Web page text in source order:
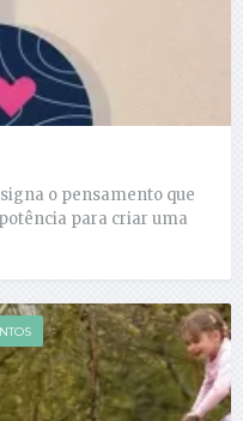
o pensamento que
para criar uma